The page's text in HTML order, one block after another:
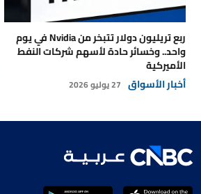
ربع تريليون دولار تتبخر من Nvidia في يوم
واحد.. وخسائر حادة لأسهم شركات النفط
الأميركية
أخبار الأسواق 27 يوليو 2026